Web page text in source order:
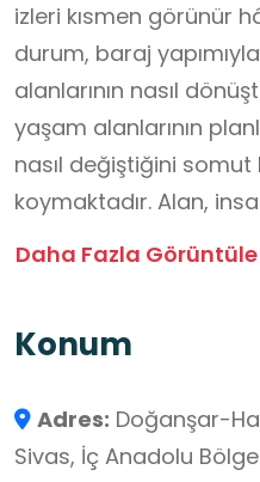
izleri kısmen görünür
durum, baraj
alanlarının nasıl
yaşam alanlarının
nasıl değiştiğini
koymaktadır. Alan,
projeleri, yerleşimlerin
sunmaktadır. Bu
süreklilik, değişim ve
sahada ve bütüncül bir
Daha Fazla Görüntüle
Konum
Adres: Doğanşar-
Sivas, İç Anadolu